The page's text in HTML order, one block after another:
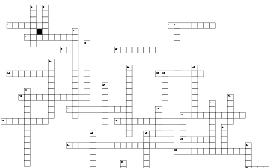
1 2
3 4 5
6
7
8
9
10
11
12
13
14
15 16
17
18
19 20
21
22 23
24
25 26
27
28
29
30
31
32
33
34